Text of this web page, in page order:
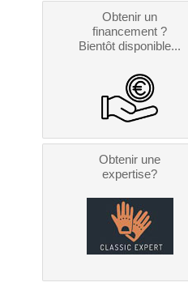
Obtenir un
financement ?
Bientôt disponible...
Obtenir une
expertise?